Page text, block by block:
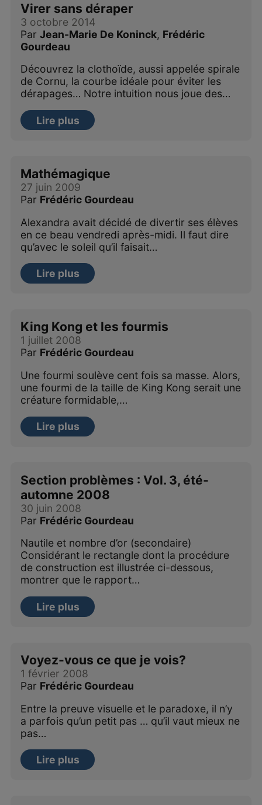
Virer sans déraper
3 octobre 2014
ParJean-Marie De Koninck, Frédéric
Gourdeau
Découvrez la clothoïde, aussi appelée spirale
de Cornu, la courbe idéale pour éviter les
dérapages… Notre intuition nous joue des…
Lire plus
Mathémagique
27 juin 2009
Par Frédéric Gourdeau
Alexandra avait décidé de divertir ses élèves
en ce beau vendredi après-midi. Il faut dire
qu’avec le soleil qu’il faisait…
Lire plus
King Kong et les fourmis
1 juillet 2008
Par Frédéric Gourdeau
Une fourmi soulève cent fois sa masse. Alors,
une fourmi de la taille de King Kong serait une
créature formidable,…
Lire plus
Section problèmes : Vol. 3, été-
automne 2008
30 juin 2008
Par Frédéric Gourdeau
Nautile et nombre d’or (secondaire)
Considérant le rectangle dont la procédure
de construction est illustrée ci-dessous,
montrer que le rapport…
Lire plus
Voyez-vous ce que je vois?
1 février 2008
Par Frédéric Gourdeau
Entre la preuve visuelle et le paradoxe, il n’y
a parfois qu’un petit pas … qu’il vaut mieux ne
pas…
Lire plus